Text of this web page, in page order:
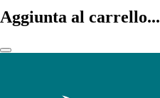
Aggiunta al carrello...